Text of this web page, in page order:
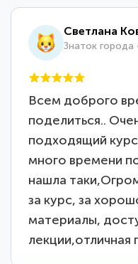
Светлана
Знаток города
Всем доброго
поделиться..
подходящий
много времени
нашла
за курс, за
материалы,